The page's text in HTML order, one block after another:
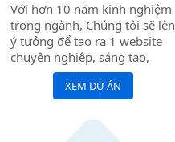
Với hơn 10 năm kinh nghiệm
trong ngành, Chúng tôi sẽ lên
ý tưởng để tạo ra 1 website
chuyên nghiệp, sáng tạo,
đem lại ấn tượng tốt nhất cho
khách hàng.XEM DỰ ÁN